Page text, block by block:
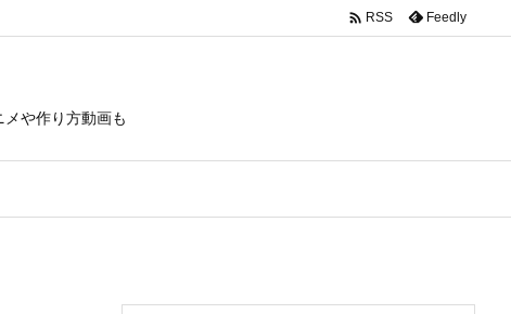
や作り方動画も
 RSS Feedly